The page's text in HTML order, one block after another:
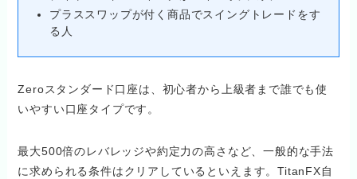
プラススワップが付く商品でスイングトレードをす
る人
Zeroスタンダード口座は、初心者から上級者まで誰でも使
いやすい口座タイプです。
最大500倍のレバレッジや約定力の高さなど、一般的な手法
に求められる条件はクリアしているといえます。TitanFX自